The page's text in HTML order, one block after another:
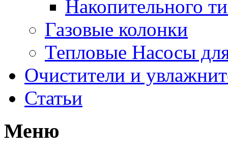
Накопительного
Газовые колонки
Тепловые Насосы
Очистители и
Статьи
Меню